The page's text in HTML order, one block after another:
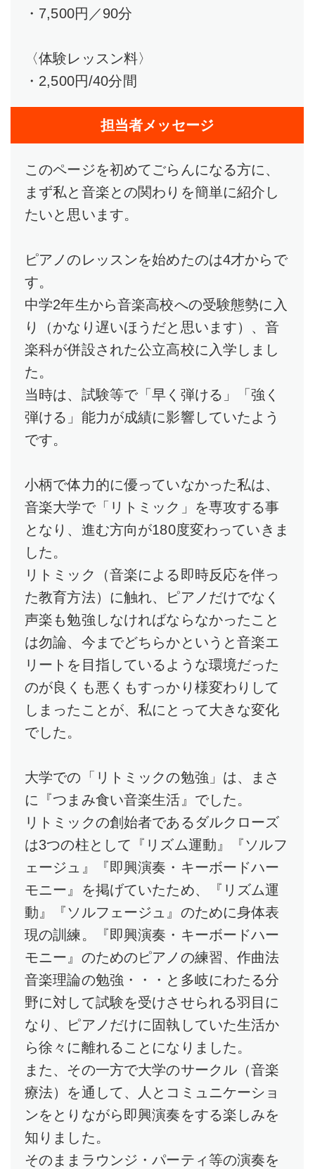
・7,500円／90分
〈体験レッスン料〉
・2,500円/40分間
担当者メッセージ
このページを初めてごらんになる方に、
まず私と音楽との関わりを簡単に紹介し
たいと思います。
ピアノのレッスンを始めたのは4才からで
す。
中学2年生から音楽高校への受験態勢に入
り（かなり遅いほうだと思います）、音
楽科が併設された公立高校に入学しまし
た。
当時は、試験等で「早く弾ける」「強く
弾ける」能力が成績に影響していたよう
です。
小柄で体力的に優っていなかった私は、
音楽大学で「リトミック」を専攻する事
となり、進む方向が180度変わっていきま
した。
リトミック（音楽による即時反応を伴っ
た教育方法）に触れ、ピアノだけでなく
声楽も勉強しなければならなかったこと
は勿論、今までどちらかというと音楽エ
リートを目指しているような環境だった
のが良くも悪くもすっかり様変わりして
しまったことが、私にとって大きな変化
でした。
大学での「リトミックの勉強」は、まさ
に『つまみ食い音楽生活』でした。
リトミックの創始者であるダルクローズ
は3つの柱として『リズム運動』『ソルフ
ェージュ』『即興演奏・キーボードハー
モニー』を掲げていたため、『リズム運
動』『ソルフェージュ』のために身体表
現の訓練。『即興演奏・キーボードハー
モニー』のためのピアノの練習、作曲法
音楽理論の勉強・・・と多岐にわたる分
野に対して試験を受けさせられる羽目に
なり、ピアノだけに固執していた生活か
ら徐々に離れることになりました。
また、その一方で大学のサークル（音楽
療法）を通して、人とコミュニケーショ
ンをとりながら即興演奏をする楽しみを
知りました。
そのままラウンジ・パーティ等の演奏を